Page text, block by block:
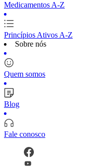
Medicamentos A-Z
Princípios Ativos A-Z
Sobre nós
Quem somos
Blog
Fale conosco